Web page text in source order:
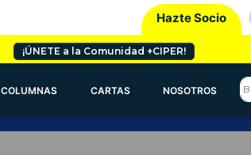
Hazte Socio
¡ÚNETE a la Comunidad +CIPER!
COLUMNAS CARTAS NOSOTROS